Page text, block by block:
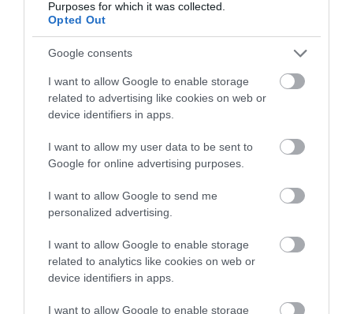
Purposes for which it was collected.
Opted Out
Google consents
I want to allow Google to enable storage
related to advertising like cookies on web or
device identifiers in apps.
I want to allow my user data to be sent to
Google for online advertising purposes.
I want to allow Google to send me
personalized advertising.
I want to allow Google to enable storage
related to analytics like cookies on web or
device identifiers in apps.
I want to allow Google to enable storage
ΡΟΗ ΕΙΔΗΣΕΩΝ
Πόσα δισ. μπορεί να κερδίσει η Ελλάδα
από τη νέα ενεργειακή ρήτρα–Και γιατί το
1 δισ. ίσως είναι μόνο η αρχή
ΚΩΣΤΑΣ ΚΑΛΛΙΑΝΤΕΡΗΣ
07.08.2026 | 10:31
Στο “μικροσκόπιο” της ΑΑΔΕ οι μεταφορές
χρημάτων – Οι συναλλαγές που μπορεί να
φορολογηθούν ως δωρεές
07.08.2026 | 10:22